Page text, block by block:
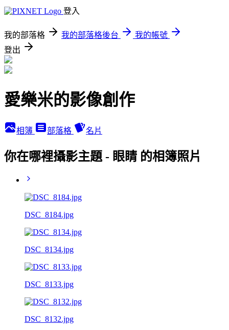
登入
我的部落格 我的部落格後台
我的帳號
登出
愛樂米的影像創作
相簿 部落格 名片
你在哪裡攝影主題 - 眼睛 的相簿照片
DSC_8184.jpg
DSC_8134.jpg
DSC_8133.jpg
DSC_8132.jpg